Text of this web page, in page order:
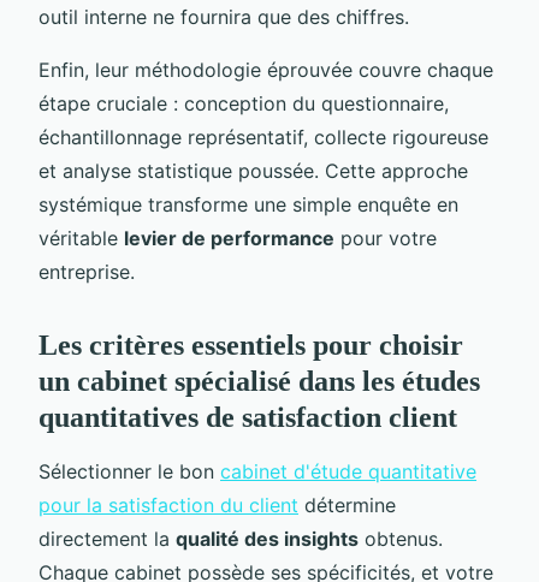
outil interne ne fournira que des chiffres.
Enfin, leur méthodologie éprouvée couvre chaque
étape cruciale : conception du questionnaire,
échantillonnage représentatif, collecte rigoureuse
et analyse statistique poussée. Cette approche
systémique transforme une simple enquête en
véritable levier de performance pour votre
entreprise.
Les critères essentiels pour choisir
un cabinet spécialisé dans les études
quantitatives de satisfaction client
Sélectionner le bon cabinet d'étude quantitative
pour la satisfaction du client détermine
directement la qualité des insights obtenus.
Chaque cabinet possède ses spécificités, et votre